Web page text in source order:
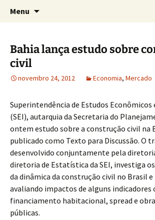
conteúdo
Rodrimix
Concretos e Pisos Industriais
Menu
Bahia lança estudo sobre
civil
novembro 24, 2012 Economia, Mercado
Superintendência de Estudos Econômicos
(SEI), autarquia da Secretaria do
ontem estudo sobre a construção civil na
publicado como Texto para Discussão. O
desenvolvido conjuntamente pela
diretoria de Estatística da SEI, investiga
da dinâmica da construção civil no Brasil e
avaliando impactos de alguns indicadores
financiamento habitacional, spread e
públicas.